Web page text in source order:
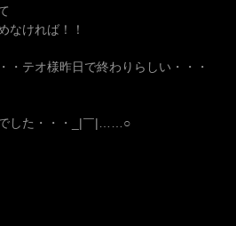
なければ！！
・テオ様昨日で終わりらしい・・・
した・・・_|￣|……○